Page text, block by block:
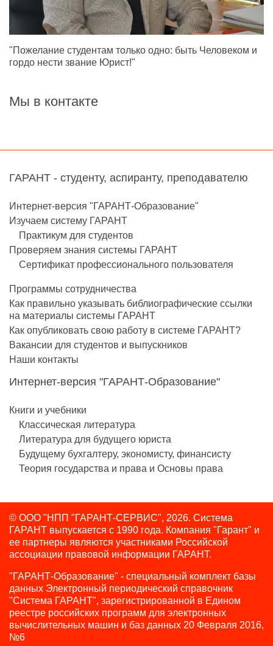
"Пожелание студентам только одно: быть Человеком и
гордо нести звание Юрист!"
Мы в контакте
ГАРАНТ - студенту, аспиранту, преподавателю
Интернет-версия "ГАРАНТ-Образование"
Изучаем систему ГАРАНТ
Практикум для студентов
Проверяем знания системы ГАРАНТ
Сертификат профессионального пользователя
Программы сотрудничества
Как правильно указывать библиографические ссылки
на материалы системы ГАРАНТ
Как опубликовать свою работу в системе ГАРАНТ?
Вакансии для студентов и выпускников
Наши контакты
Интернет-версия "ГАРАНТ-Образование"
Книги и учебники
Классическая литература
Литература для будущего юриста
Будущему бухгалтеру, экономисту, финансисту
Теория государства и права и Основы права
© ООО "НПП "ГАРАНТ-СЕРВИС", 2026. Система
ГАРАНТ выпускается с 1990 года. Компания "Гарант" и
ее партнеры являются участниками Российской
ассоциации правовой информации ГАРАНТ.
"ГАРАНТ-Образование" - специальный комплект базы
данных Электронный периодический справочник
"Система ГАРАНТ", зарегистрированной в Едином
реестре российских программ для электронных
вычислительных машин и баз данных 20 Февраля 2016,
№6